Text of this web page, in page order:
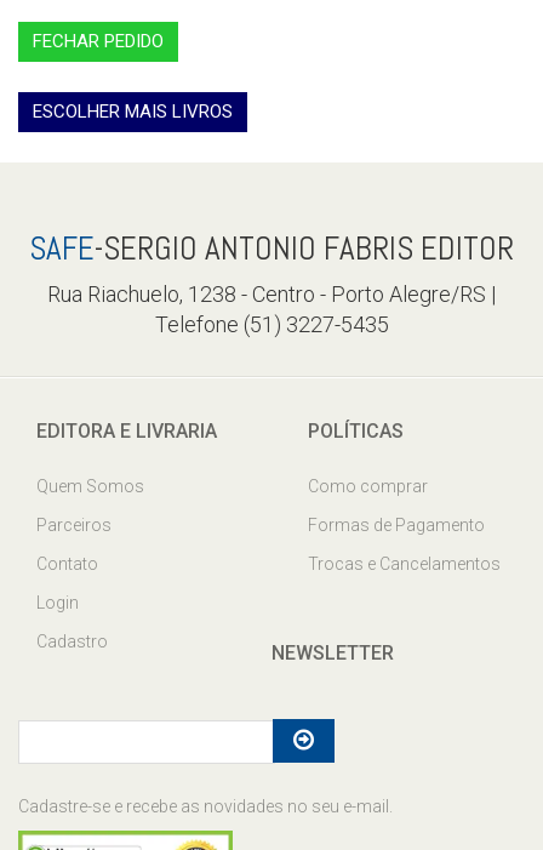
FECHAR PEDIDO
ESCOLHER MAIS LIVROS
SAFE-SERGIO ANTONIO FABRIS EDITOR
Rua Riachuelo, 1238 - Centro - Porto Alegre/RS |
Telefone (51) 3227-5435
EDITORA E LIVRARIA
Quem Somos
Parceiros
Contato
Login
Cadastro
POLÍTICAS
Como comprar
Formas de Pagamento
Trocas e Cancelamentos
NEWSLETTER
Cadastre-se e recebe as novidades no seu e-mail.